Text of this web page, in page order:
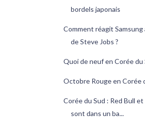
bordels japonais
Comment réagit Samsung
de Steve Jobs ?
Quoi de neuf en Corée du
Octobre Rouge en Corée
Corée du Sud : Red Bull et
sont dans un ba...